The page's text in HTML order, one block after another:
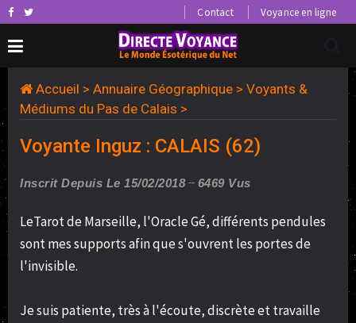
Contact Voyance en ligne
Accueil > Annuaire Géographique > Voyants &
Médiums du Pas de Calais >
Voyante Inguz : CALAIS (62)
Inscrit Depuis Le 15/02/2018 6469 Vus
LeTarot de Marseille, l'Oracle Gé, différents pendules
sont mes supports afin que s'ouvrent les portes de
l'invisible.
Je suis patiente, très à l'écoute, discrète et travaille